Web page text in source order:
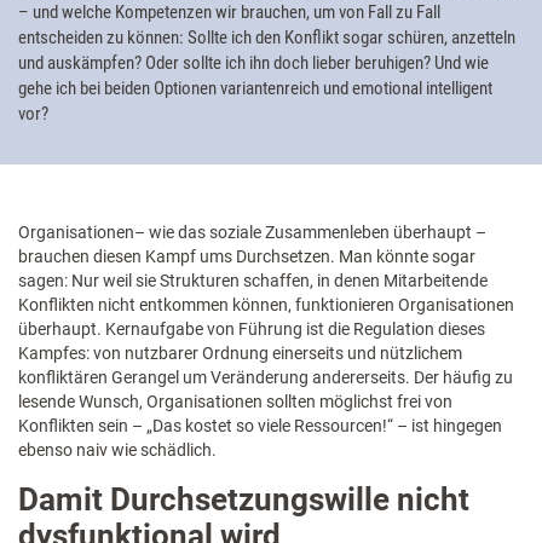
– und welche Kompetenzen wir brauchen, um von Fall zu Fall
entscheiden zu können: Sollte ich den Konflikt sogar schüren, anzetteln
und auskämpfen? Oder sollte ich ihn doch lieber beruhigen? Und wie
gehe ich bei beiden Optionen variantenreich und emotional intelligent
vor?
Organisationen– wie das soziale Zusammenleben überhaupt –
brauchen diesen Kampf ums Durchsetzen. Man könnte sogar
sagen: Nur weil sie Strukturen schaffen, in denen Mitarbeitende
Konflikten nicht entkommen können, funktionieren Organisationen
überhaupt. Kernaufgabe von Führung ist die Regulation dieses
Kampfes: von nutzbarer Ordnung einerseits und nützlichem
konfliktären Gerangel um Veränderung andererseits. Der häufig zu
lesende Wunsch, Organisationen sollten möglichst frei von
Konflikten sein – „Das kostet so viele Ressourcen!“ – ist hingegen
ebenso naiv wie schädlich.
Damit Durchsetzungswille nicht
dysfunktional wird